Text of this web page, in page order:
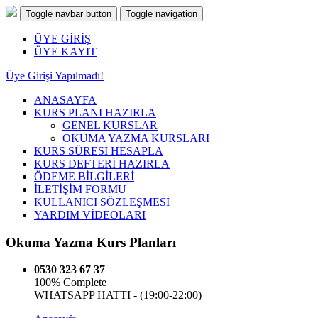
Toggle navbar button Toggle navigation
ÜYE GİRİŞ
ÜYE KAYIT
Üye Girişi Yapılmadı!
ANASAYFA
KURS PLANI HAZIRLA
GENEL KURSLAR
OKUMA YAZMA KURSLARI
KURS SÜRESİ HESAPLA
KURS DEFTERİ HAZIRLA
ÖDEME BİLGİLERİ
İLETİŞİM FORMU
KULLANICI SÖZLEŞMESİ
YARDIM VİDEOLARI
Okuma Yazma Kurs Planları
0530 323 67 37
100% Complete
WHATSAPP HATTI - (19:00-22:00)